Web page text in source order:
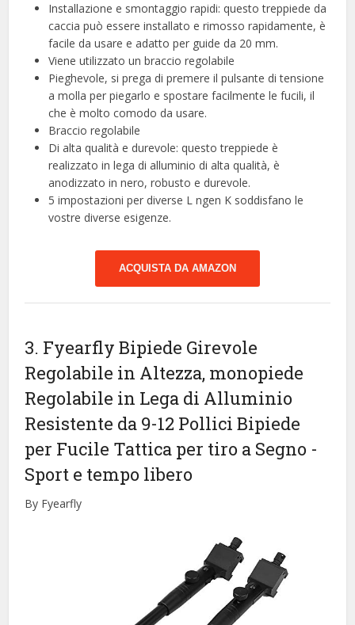
Installazione e smontaggio rapidi: questo treppiede da
caccia può essere installato e rimosso rapidamente, è
facile da usare e adatto per guide da 20 mm.
Viene utilizzato un braccio regolabile
Pieghevole, si prega di premere il pulsante di tensione
a molla per piegarlo e spostare facilmente le fucili, il
che è molto comodo da usare.
Braccio regolabile
Di alta qualità e durevole: questo treppiede è
realizzato in lega di alluminio di alta qualità, è
anodizzato in nero, robusto e durevole.
5 impostazioni per diverse L ngen K soddisfano le
vostre diverse esigenze.
ACQUISTA DA AMAZON
3. Fyearfly Bipiede Girevole
Regolabile in Altezza, monopiede
Regolabile in Lega di Alluminio
Resistente da 9-12 Pollici Bipiede
per Fucile Tattica per tiro a Segno -
Sport e tempo libero
By Fyearfly